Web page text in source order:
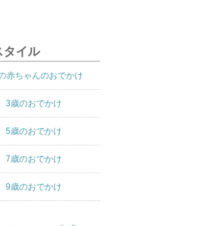
タイル
赤ちゃんのおでかけ
3歳のおでかけ
5歳のおでかけ
7歳のおでかけ
9歳のおでかけ